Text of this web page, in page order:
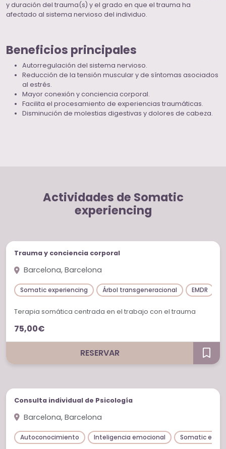
y duración del trauma(s) y el grado en que el trauma ha
afectado al sistema nervioso del individuo.
Beneficios principales
Autorregulación del sistema nervioso.
Reducción de la tensión muscular y de síntomas asociados
al estrés.
Mayor conexión y conciencia corporal.
Facilita el procesamiento de experiencias traumáticas.
Disminución de molestias digestivas y dolores de cabeza.
Actividades de Somatic
experiencing
Sesiones individuales
Trauma y conciencia corporal
Barcelona, Barcelona
Somatic experiencing Árbol transgeneracional EMDR
Terapia somática centrada en el trabajo con el trauma
75,00€
RESERVAR
Sesiones individuales
Consulta individual de Psicología
Barcelona, Barcelona
Autoconocimiento Inteligencia emocional Somatic